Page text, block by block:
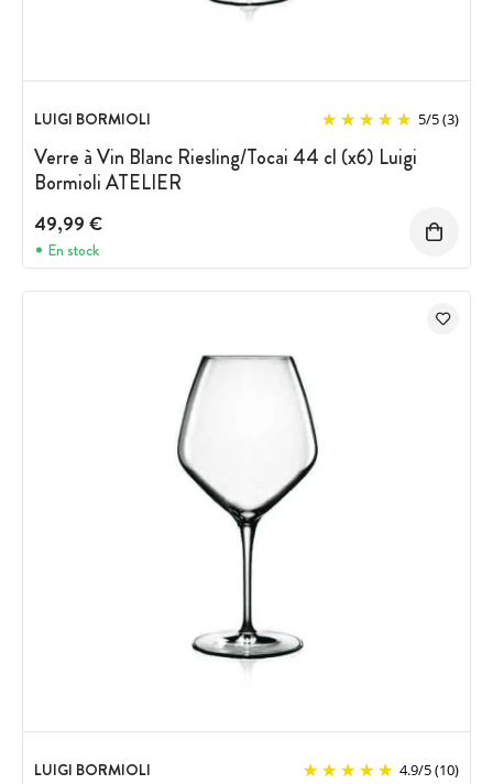
LUIGI BORMIOLI 5/5(3)
Verre à Vin Blanc Riesling/Tocai 44 cl (x6) Luigi
Bormioli ATELIER
49,99 €
En stock
LUIGI BORMIOLI 4.9/5(10)